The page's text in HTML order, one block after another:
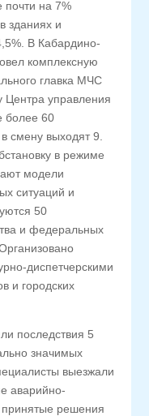
почти на 7%
зданиях и
В Кабардино-
комплексную
главка МЧС
Центра управления
более 60
смену выходят 9.
в режиме
модели
ситуаций и
50
и федеральных
диспетчерскими
и городских
последствия 5
значимых
выезжали
аварийно-
принятые решения